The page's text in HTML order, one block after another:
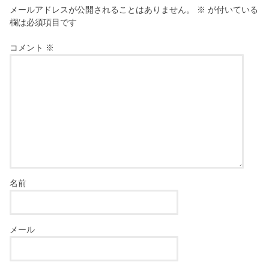
メールアドレスが公開されることはありません。 ※ が付いている
欄は必須項目です
コメント ※
名前
メール